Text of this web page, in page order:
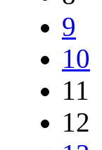
9
10
11
12